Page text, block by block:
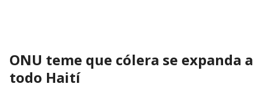
ONU teme que cólera se expanda a
todo Haití